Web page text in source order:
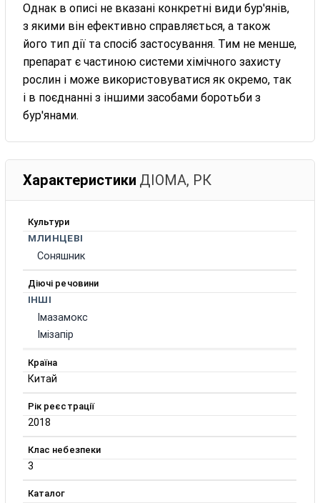
Однак в описі не вказані конкретні види бур'янів,
з якими він ефективно справляється, а також
його тип дії та спосіб застосування. Тим не менше,
препарат є частиною системи хімічного захисту
рослин і може використовуватися як окремо, так
і в поєднанні з іншими засобами боротьби з
бур'янами.
Характеристики ДІОМА, РК
Культури
МЛИНЦЕВІ
Соняшник
Діючі речовини
ІНШІ
Імазамокс
Імізапір
Країна
Китай
Рік реєстрації
2018
Клас небезпеки
3
Каталог